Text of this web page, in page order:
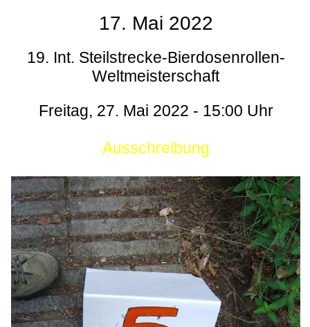
17. Mai 2022
19. Int. Steilstrecke-Bierdosenrollen-
Weltmeisterschaft
Freitag, 27. Mai 2022 - 15:00 Uhr
Ausschreibung